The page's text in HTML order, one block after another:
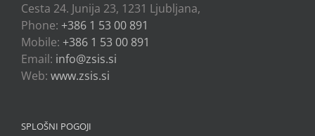
Cesta 24. Junija 23, 1231 Ljubljana,
Phone: +386 1 53 00 891
Mobile: +386 1 53 00 891
Email: info@zsis.si
Web: www.zsis.si
SPLOŠNI POGOJI